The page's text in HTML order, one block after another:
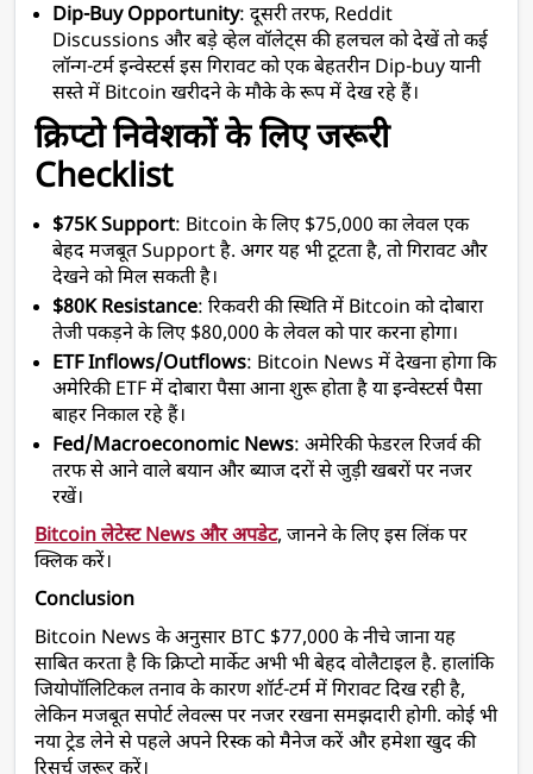
Dip-Buy Opportunity: दूसरी तरफ, Reddit
Discussions और बड़े व्हेल वॉलेट्स की हलचल को देखें तो कई
लॉन्ग-टर्म इन्वेस्टर्स इस गिरावट को एक बेहतरीन Dip-buy यानी
सस्ते में Bitcoin खरीदने के मौके के रूप में देख रहे हैं।
क्रिप्टो निवेशकों के लिए जरूरी
Checklist
$75K Support: Bitcoin के लिए $75,000 का लेवल एक
बेहद मजबूत Support है. अगर यह भी टूटता है, तो गिरावट और
देखने को मिल सकती है।
$80K Resistance: रिकवरी की स्थिति में Bitcoin को दोबारा
तेजी पकड़ने के लिए $80,000 के लेवल को पार करना होगा।
ETF Inflows/Outflows: Bitcoin News में देखना होगा कि
अमेरिकी ETF में दोबारा पैसा आना शुरू होता है या इन्वेस्टर्स पैसा
बाहर निकाल रहे हैं।
Fed/Macroeconomic News: अमेरिकी फेडरल रिजर्व की
तरफ से आने वाले बयान और ब्याज दरों से जुड़ी खबरों पर नजर
रखें।
Bitcoin लेटेस्ट News और अपडेट, जानने के लिए इस लिंक पर
क्लिक करें।
Conclusion
Bitcoin News के अनुसार BTC $77,000 के नीचे जाना यह
साबित करता है कि क्रिप्टो मार्केट अभी भी बेहद वोलैटाइल है. हालांकि
जियोपॉलिटिकल तनाव के कारण शॉर्ट-टर्म में गिरावट दिख रही है,
लेकिन मजबूत सपोर्ट लेवल्स पर नजर रखना समझदारी होगी. कोई भी
नया ट्रेड लेने से पहले अपने रिस्क को मैनेज करें और हमेशा खुद की